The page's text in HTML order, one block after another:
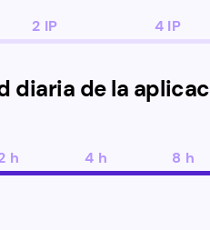
2 IP 4 IP
diaria de la
h 4 h 8 h
de la aplicación